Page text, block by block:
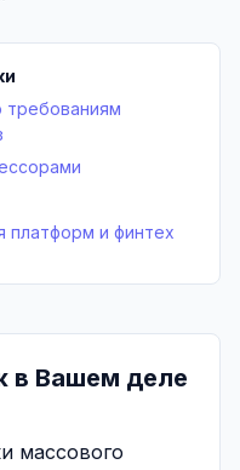
требованиям
платформ и финтех
в Вашем деле
массового